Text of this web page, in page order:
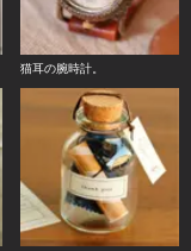
猫耳の腕時計。